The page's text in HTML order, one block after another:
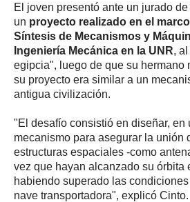
El joven presentó ante un jurado
un proyecto realizado en el
Síntesis de Mecanismos y
Ingeniería Mecánica en la UNR,
egipcia", luego de que su hermano
su proyecto era similar a un
antigua civilización.
"El desafío consistió en diseñar, en
mecanismo para asegurar la unión
estructuras espaciales -como
vez que hayan alcanzado su órbita
habiendo superado las
nave transportadora", explicó Cinto.